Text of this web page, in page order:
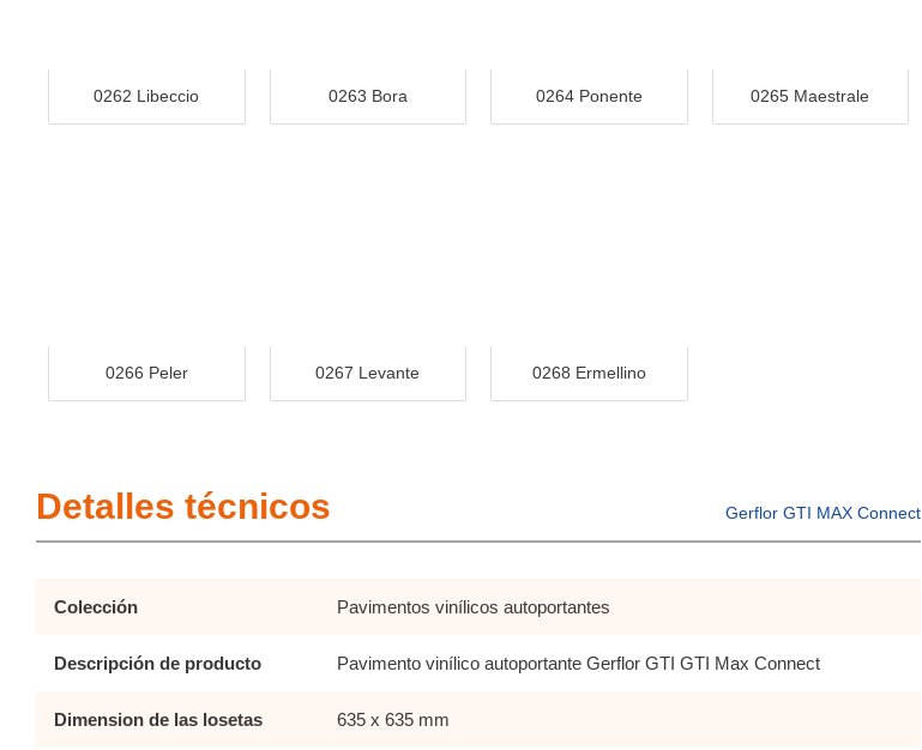
0262 Libeccio 0263 Bora 0264 Ponente 0265 Maestrale
0266 Peler 0267 Levante 0268 Ermellino
Detalles técnicos Gerflor GTI MAX Connect
Colección Pavimentos vinílicos autoportantes
Descripción de producto Pavimento vinílico autoportante Gerflor GTI GTI Max Connect
Dimension de las losetas 635 x 635 mm